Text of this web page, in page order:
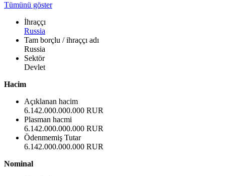
Tümünü göster
İhraççı
Russia
Tam borçlu / ihraççı adı
Russia
Sektör
Devlet
Hacim
Açıklanan hacim
6.142.000.000.000 RUR
Plasman hacmi
6.142.000.000.000 RUR
Ödenmemiş Tutar
6.142.000.000.000 RUR
Nominal